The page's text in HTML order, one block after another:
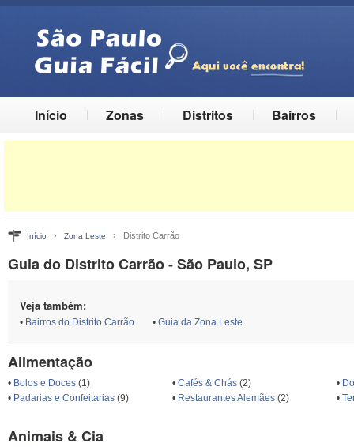
Início Zonas Distritos Bairros
Início › Zona Leste › Distrito Carrão
Guia do Distrito Carrão - São Paulo, SP
Veja também:
• Bairros do Distrito Carrão • Guia da Zona Leste
Alimentação
• Bolos e Doces (1) • Cafés & Chás(2) •
• Padarias e Confeitarias (9) • Restaurantes Alemães(2) •
Animais & Cia